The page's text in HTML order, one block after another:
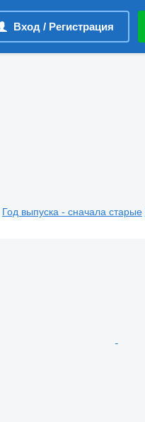
Вход / Регистрация
Год выпуска - сначала старые